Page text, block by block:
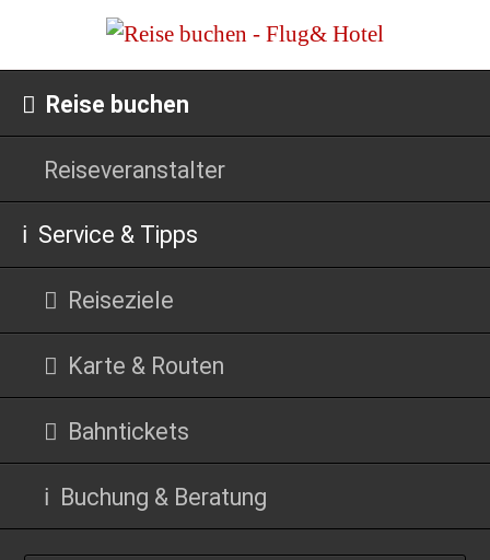
Navigation
Reise buchen
Reiseveranstalter
Service & Tipps
Reiseziele
Karte & Routen
Bahntickets
Buchung & Beratung